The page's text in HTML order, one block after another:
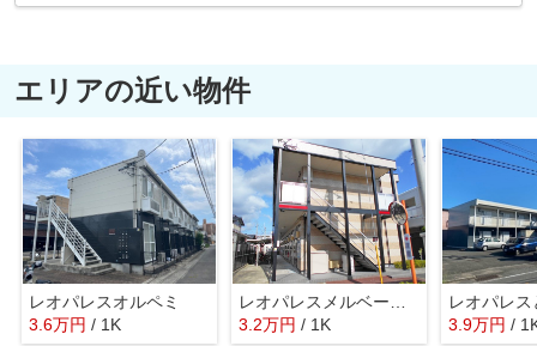
エリアの近い物件
レオパレスオルペミ
3.6万円 / 1K
3.2万円 / 1K
レオパレ
3.9万円 /